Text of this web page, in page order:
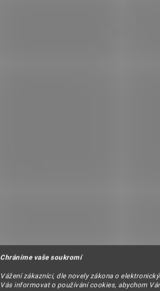
Chráníme vaše soukromí
Vážení zákazníci, dle novely zákona o
Vás informovat o používání cookies, abychom